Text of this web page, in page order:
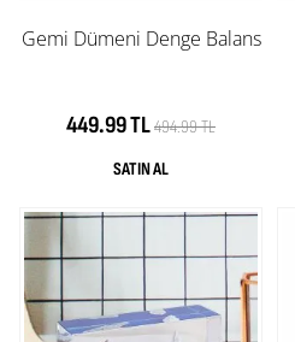
Gemi Dümeni Denge Balans
449.99 TL494.99 TL